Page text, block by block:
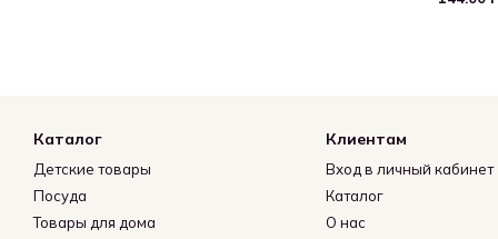
Каталог
Детские товары
Посуда
Товары для дома
Клиентам
Вход в личный кабинет
Каталог
О нас